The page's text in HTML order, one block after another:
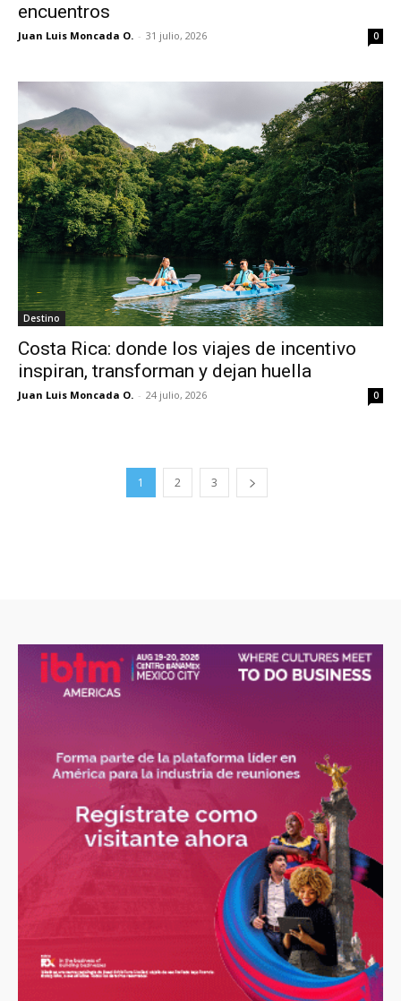
encuentros
Juan Luis Moncada O. - 31 julio, 2026 0
Destino
Costa Rica: donde los viajes de incentivo
inspiran, transforman y dejan huella
Juan Luis Moncada O. - 24 julio, 2026 0
1 2 3